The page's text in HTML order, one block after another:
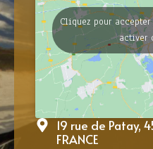
Cliquez pour
activer
19 rue de Patay,
FRANCE